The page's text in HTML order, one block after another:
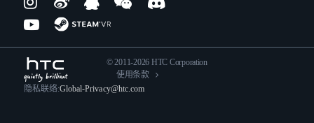
© 2011-2026 HTC Corporation
使用条款
隐私联络:Global-Privacy@htc.com